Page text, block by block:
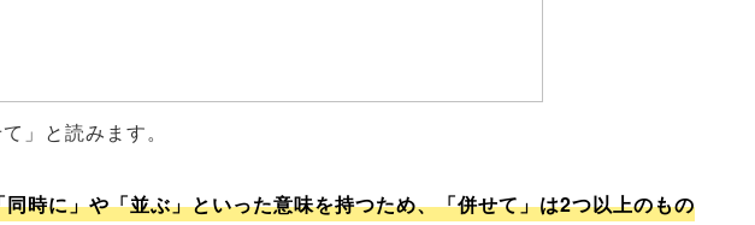
」と読みます。
時に」や「並ぶ」といった意味を持つため、「併せて」は2つ以上のもの